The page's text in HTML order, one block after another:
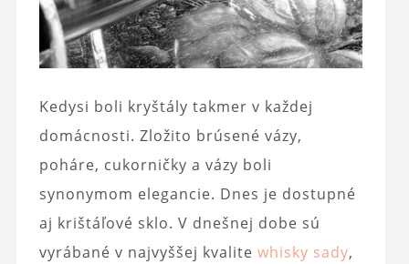
Kedysi boli kryštály takmer v každej
domácnosti. Zložito brúsené vázy,
poháre, cukorničky a vázy boli
synonymom elegancie. Dnes je dostupné
aj krištáľové sklo. V dnešnej dobe sú
vyrábané v najvyššej kvalite whisky sady,